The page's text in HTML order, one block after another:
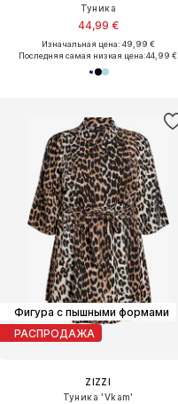
Туника
44,99 €
Изначальная цена: 49,99 €
Последняя самая низкая цена:44,99 €
Фигура с пышными формами
РАСПРОДАЖА
ZIZZI
Туника 'Vkam'